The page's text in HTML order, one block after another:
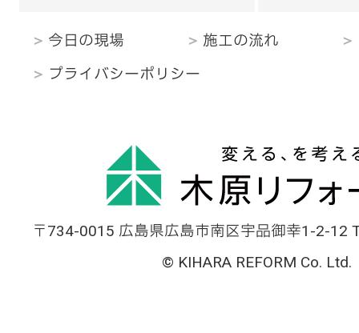
今日の現場 施工の流れ
プライバシーポリシー
〒734-0015 広島県広島市南区宇品御幸1-2-12
© KIHARA REFORM Co. Ltd.